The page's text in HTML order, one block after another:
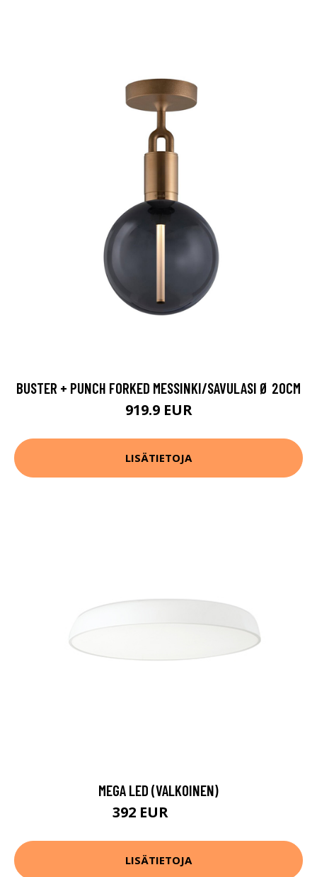
BUSTER + PUNCH FORKED MESSINKI/SAVULASI Ø 20CM
919.9 EUR
LISÄTIETOJA
MEGA LED (VALKOINEN)
392 EUR
LISÄTIETOJA